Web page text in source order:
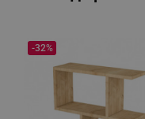
-32%